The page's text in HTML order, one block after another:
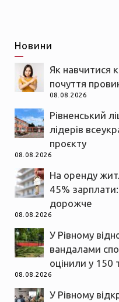
Новини
Як навчитися
почуття
08.08.2026
Рівненський
лідерів
проєкту
08.08.2026
На оренду
45%
дорожче
08.08.2026
У Рівному
вандалами
оцінили у 150
08.08.2026
У Рівному